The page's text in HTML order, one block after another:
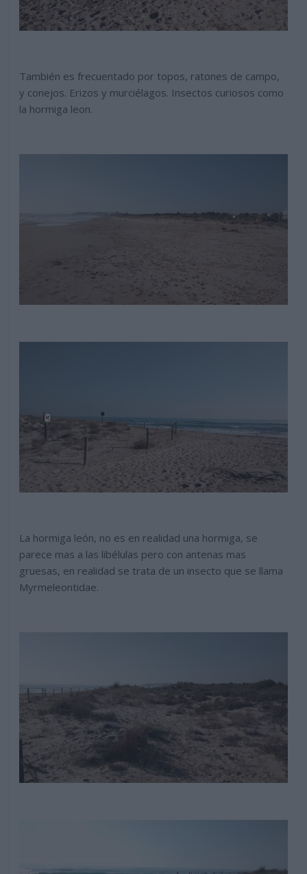
También es frecuentado por topos, ratones de campo,
y conejos. Erizos y murciélagos. Insectos curiosos como
la hormiga leon.
La hormiga león, no es en realidad una hormiga, se
parece mas a las libélulas pero con antenas mas
gruesas, en realidad se trata de un insecto que se llama
Myrmeleontidae.